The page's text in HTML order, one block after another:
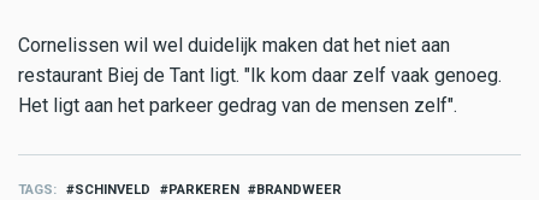
Cornelissen wil wel duidelijk maken dat het niet aan
restaurant Biej de Tant ligt. "Ik kom daar zelf vaak genoeg.
Het ligt aan het parkeer gedrag van de mensen zelf".
TAGS SCHINVELD PARKEREN BRANDWEER